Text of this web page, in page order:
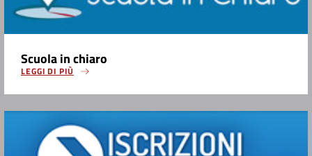
Scuola in chiaro
LEGGI DI PIÙ